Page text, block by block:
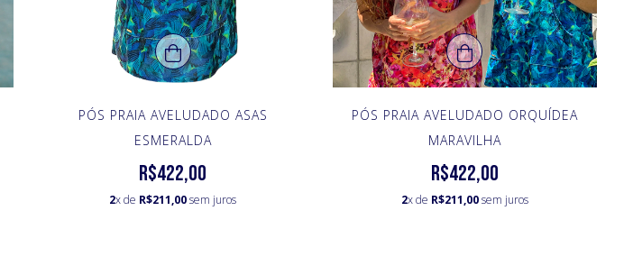
PÓS PRAIA AVELUDADO ASAS
ESMERALDA
R$422,00
2x de R$211,00sem juros
PÓS PRAIA AVELUDADO ORQUÍDEA
MARAVILHA
R$422,00
2x de R$211,00sem juros